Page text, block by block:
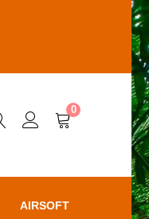
0
AIRSOFT